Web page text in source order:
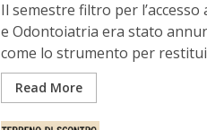
Il semestre filtro per l’accesso
e Odontoiatria era stato
come lo strumento per
Read More